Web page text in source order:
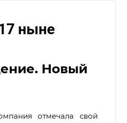
ныне
Новый
отмечала свой